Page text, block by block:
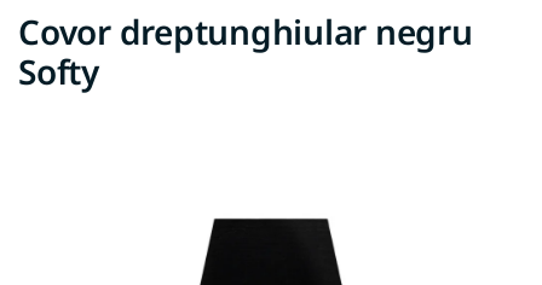
Covor dreptunghiular negru
Softy